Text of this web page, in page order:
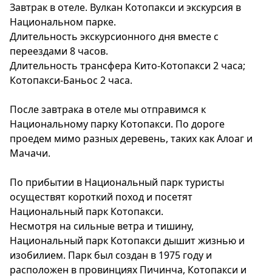
Завтрак в отеле. Вулкан Котопакси и экскурсия в
Национальном парке.
Длительность экскурсионного дня вместе с
переездами 8 часов.
Длительность трансфера Кито-Котопакси 2 часа;
Котопакси-Баньос 2 часа.
После завтрака в отеле мы отправимся к
Национальному парку Котопакси. По дороге
проедем мимо разных деревень, таких как Алоаг и
Мачачи.
По прибытии в Национальный парк туристы
осуществят короткий поход и посетят
Национальный парк Котопакси.
Несмотря на сильные ветра и тишину,
Национальный парк Котопакси дышит жизнью и
изобилием. Парк был создан в 1975 году и
расположен в провинциях Пичинча, Котопакси и